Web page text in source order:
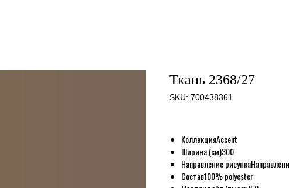
Ткань 2368/27
SKU: 700438361
КоллекцияAccent
Ширина (см)300
Направление рисунка
Состав100% polyester